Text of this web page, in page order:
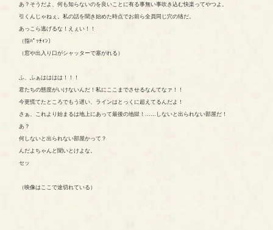
あ？そうだよ、何も知らないのを良いことに有る事無い事吹き込む快楽ってやつよ。
引くんじゃねぇ。私の話を聞き始めた時点でお前ら全員同じ穴の狢だ。
あっこら逃げるな！えぇい！！
（指ﾊﾟｯﾁｨﾝ）
（窓や出入り口がシャッターで塞がれる）
ふ、ふぁはははは！！！
君たちの態度がいけないんだ！私にここまでさせるなんてなァ！！
今更慌てたところでもう遅い、ラインはとっくに超えてるんだよ！
さぁ、これより始まるは地上にあって最後の地獄！……しないと出られない部屋だ！
あ？
何しないと出られない部屋かって？
んだよちゃんと聞いとけよな。
セッ
（映像はここで途切れている）